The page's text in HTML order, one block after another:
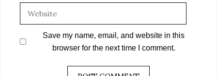
Save my name, email, and website in this
browser for the next time I comment.